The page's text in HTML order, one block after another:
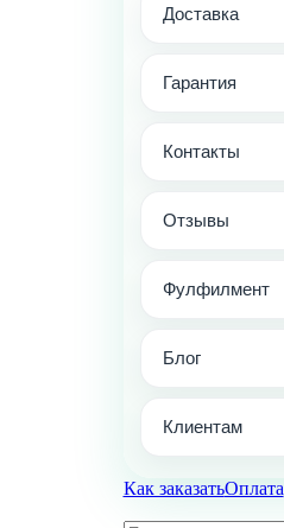
Доставка
Гарантия
Контакты
Отзывы
Фулфилмент
Блог
Клиентам
Как заказатьОплата